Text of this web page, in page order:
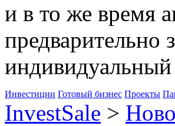
и в то же время
предварительно
Инвестиции Готовый бизнес Проекты
InvestSale >